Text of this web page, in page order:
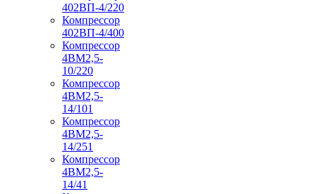
402ВП-4/220
Компрессор
402ВП-4/400
Компрессор
4ВМ2,5-
10/220
Компрессор
4ВМ2,5-
14/101
Компрессор
4ВМ2,5-
14/251
Компрессор
4ВМ2,5-
14/41